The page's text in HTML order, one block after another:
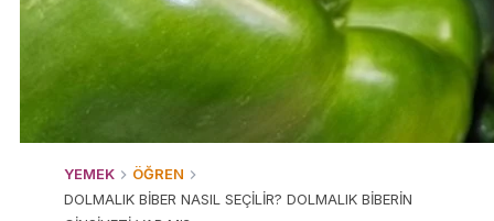
YEMEK
ÖĞREN
DOLMALIK BİBER NASIL SEÇİLİR? DOLMALIK BİBERİN